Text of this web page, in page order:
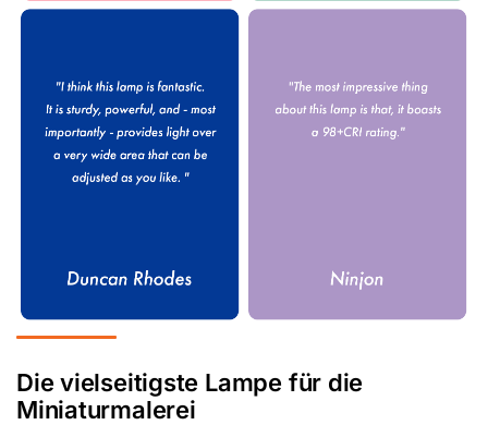
Die vielseitigste Lampe für die
Miniaturmalerei